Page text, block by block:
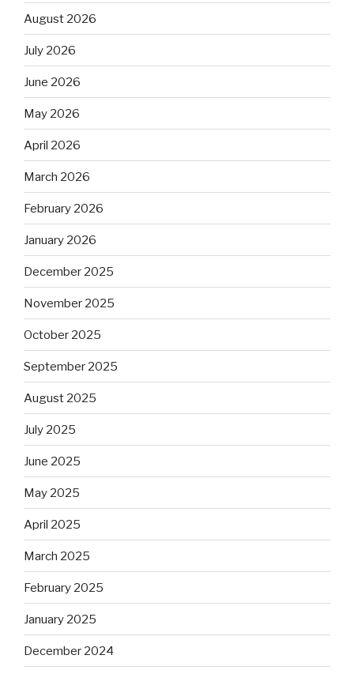
August 2026
July 2026
June 2026
May 2026
April 2026
March 2026
February 2026
January 2026
December 2025
November 2025
October 2025
September 2025
August 2025
July 2025
June 2025
May 2025
April 2025
March 2025
February 2025
January 2025
December 2024